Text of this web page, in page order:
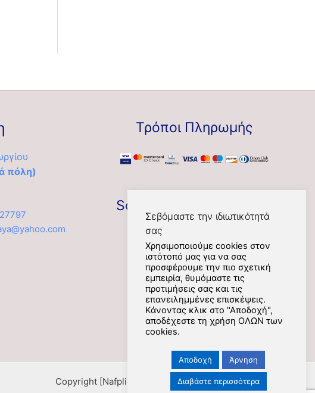
πόλη)
Τρόποι Πληρωμής
Social
Copyright [Nafplios] [2021] [kookoovaya.online] |
Σεβόμαστε την ιδιωτικότητά
σας
Χρησιμοποιούμε cookies στον
ιστότοπό μας για να σας
προσφέρουμε την πιο σχετική
εμπειρία, θυμόμαστε τις
προτιμήσεις σας και τις
επανειλημμένες επισκέψεις.
Κάνοντας κλικ στο "Αποδοχή",
αποδέχεστε τη χρήση ΟΛΩΝ των
cookies.
Αποδοχή Άρνηση
Διαβάστε περισσότερα